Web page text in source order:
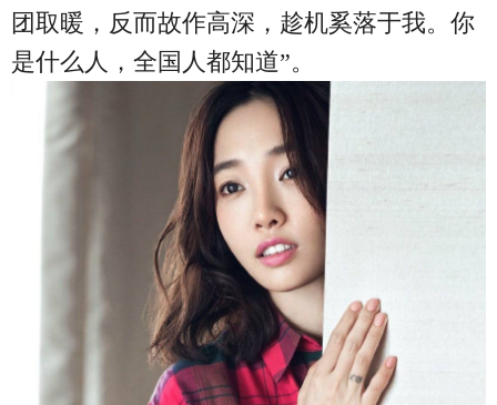
团取暖，反而故作高深，趁机奚落于我。你
是什么人，全国人都知道”。